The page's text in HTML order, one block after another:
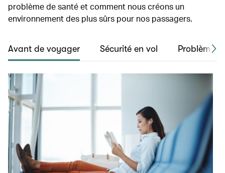
problème de santé et comment nous créons un
environnement des plus sûrs pour nos passagers.
Avant de voyager Sécurité en vol Problèmes